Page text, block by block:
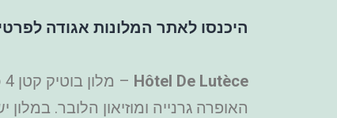
היכנסו לאתר המלונות אגודה
Hôtel De Lutèce
האופרה גרנייה ומוזיאון הלובר. במלון